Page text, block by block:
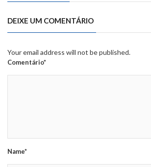
DEIXE UM COMENTÁRIO
Your email address will not be published.
Comentário*
Name*